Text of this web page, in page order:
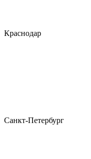
Краснодар
Санкт-Петербург